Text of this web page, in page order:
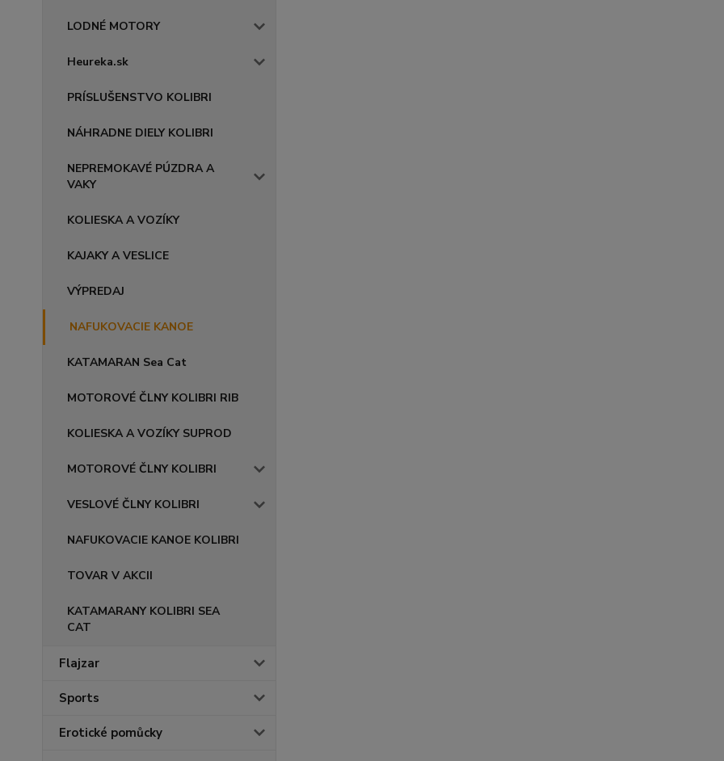
LODNÉ MOTORY
Heureka.sk
PRÍSLUŠENSTVO KOLIBRI
NÁHRADNE DIELY KOLIBRI
NEPREMOKAVÉ PÚZDRA A
VAKY
KOLIESKA A VOZÍKY
KAJAKY A VESLICE
VÝPREDAJ
NAFUKOVACIE KANOE
KATAMARAN Sea Cat
MOTOROVÉ ČLNY KOLIBRI RIB
KOLIESKA A VOZÍKY SUPROD
MOTOROVÉ ČLNY KOLIBRI
VESLOVÉ ČLNY KOLIBRI
NAFUKOVACIE KANOE KOLIBRI
TOVAR V AKCII
KATAMARANY KOLIBRI SEA
CAT
Flajzar
Sports
Erotické pomůcky